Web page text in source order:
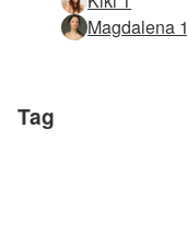
Magdalena 1
Tag